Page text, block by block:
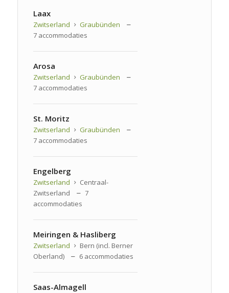
Laax
Zwitserland
Graubünden
7 accommodaties
Arosa
Zwitserland
Graubünden
7 accommodaties
St. Moritz
Zwitserland
Graubünden
7 accommodaties
Engelberg
Zwitserland
Centraal-
Zwitserland
7
accommodaties
Meiringen & Hasliberg
Zwitserland
Bern (incl. Berner
Oberland)
6 accommodaties
Saas-Almagell